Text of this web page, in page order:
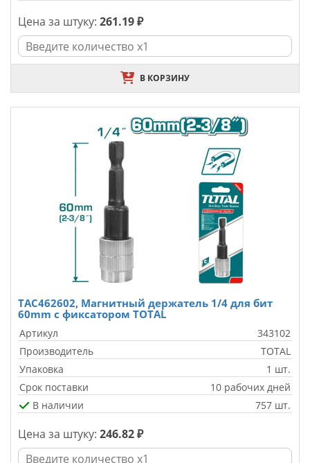
Цена за штуку: 261.19 ₽
В КОРЗИНУ
TAC462602, Магнитный держатель 1/4 для бит
60mm с фиксатором TOTAL
Артикул
343102
Производитель
TOTAL
Упаковка
1 шт.
Срок поставки
10 рабочих дней
В наличии
757 шт.
Цена за штуку: 246.82 ₽